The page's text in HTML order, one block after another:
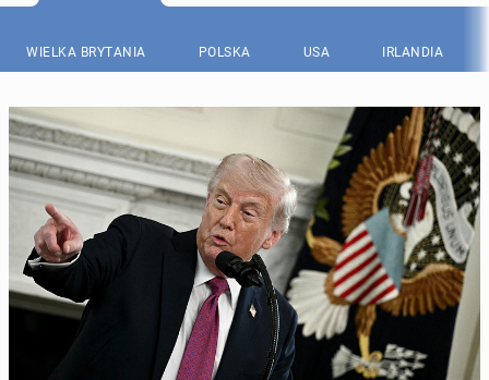
WIELKA BRYTANIA POLSKA USA IRLANDIA